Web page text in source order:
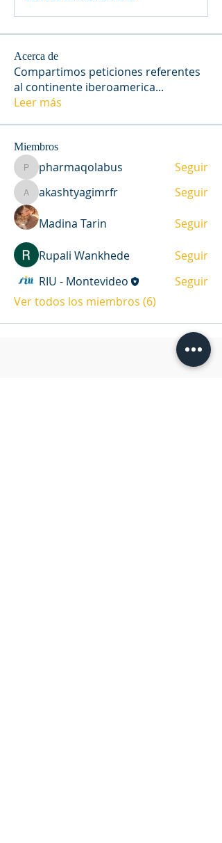
Acerca de
Compartimos peticiones referentes
al continente iberoamerica...
Leer más
Miembros
pharmaqolabus
pharmaqolabus Seguir
akashtyagimrfr
akashtyagimrfr Seguir
Madina Tarin Seguir
Rupali Wankhede
Seguir
RIU - Montevideo
Seguir
Ver todos los miembros (6)